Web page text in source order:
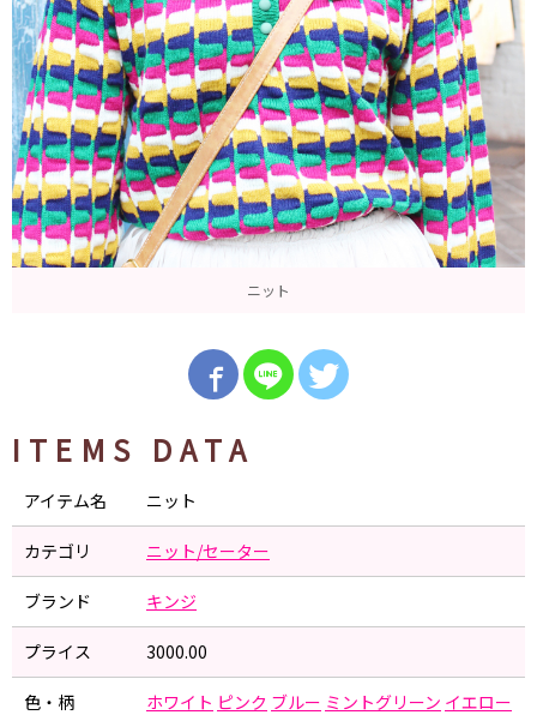
ニット
ITEMS DATA
アイテム名 ニット
カテゴリ ニット/セーター
ブランド キンジ
プライス 3000.00
色・柄 ホワイト ピンク ブルー ミントグリーン イエロー